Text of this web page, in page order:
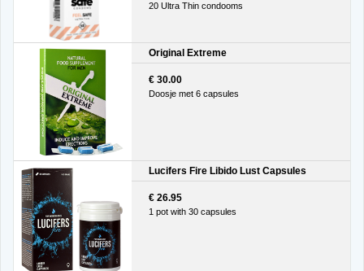
20 Ultra Thin condooms
Original Extreme
€ 30.00
Doosje met 6 capsules
Lucifers Fire Libido Lust Capsules
€ 26.95
1 pot with 30 capsules